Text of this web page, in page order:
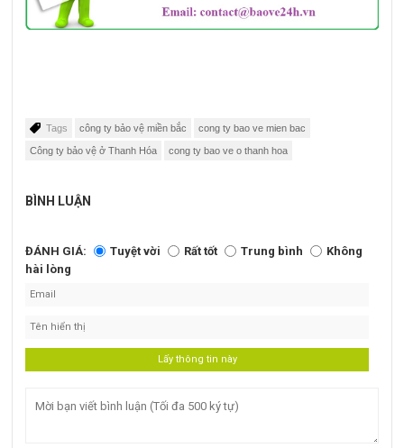
Tags công ty bảo vệ miền bắc cong ty bao ve mien bac
Công ty bảo vệ ở Thanh Hóa cong ty bao ve o thanh hoa
BÌNH LUẬN
ĐÁNH GIÁ: Tuyệt vời Rất tốt Trung bình
Không
hài lòng